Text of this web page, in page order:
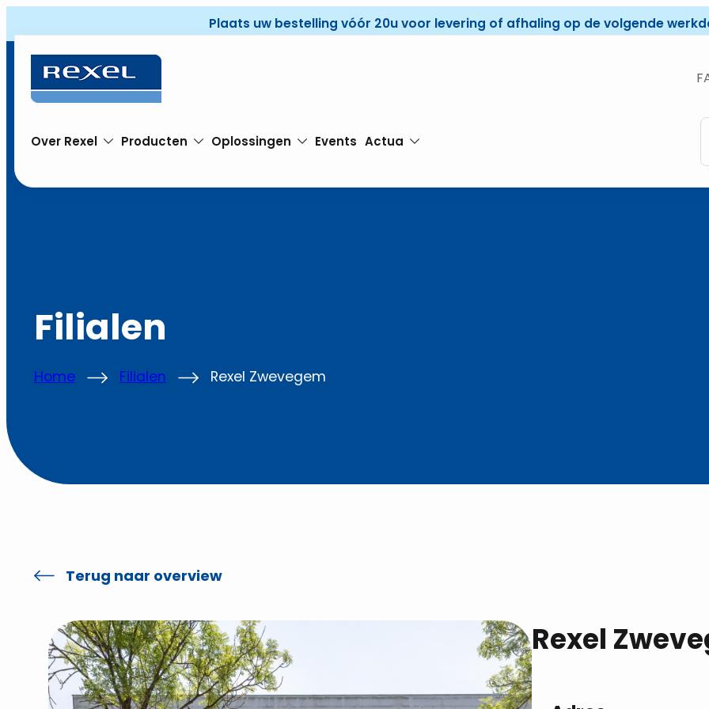
Plaats uw bestelling vóór 20u voor levering of afhaling op de volgende
Over Rexel Producten Oplossingen Events Actua
Filialen
Home Filialen Rexel Zwevegem
Terug naar overview
Rexel